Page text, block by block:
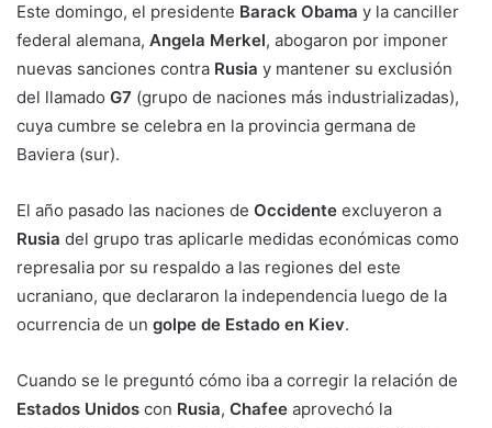
Este domingo, el presidente Barack Obama y la canciller
federal alemana, Angela Merkel, abogaron por imponer
nuevas sanciones contra Rusia y mantener su exclusión
del llamado G7 (grupo de naciones más industrializadas),
cuya cumbre se celebra en la provincia germana de
Baviera (sur).
El año pasado las naciones de Occidente excluyeron a
Rusia del grupo tras aplicarle medidas económicas como
represalia por su respaldo a las regiones del este
ucraniano, que declararon la independencia luego de la
ocurrencia de un golpe de Estado en Kiev.
Cuando se le preguntó cómo iba a corregir la relación de
Estados Unidos con Rusia, Chafee aprovechó la